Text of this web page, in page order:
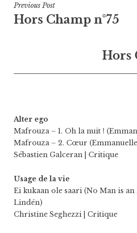
Navigation
de
Previous Post
Hors Champ n°75
Hors
Alter ego
Mafrouza – 1. Oh la nuit !
Mafrouza – 2. Cœur
Sébastien Galceran | Critique
Usage de la vie
Ei kukaan ole saari (No Man is an
Lindén)
Christine Seghezzi | Critique